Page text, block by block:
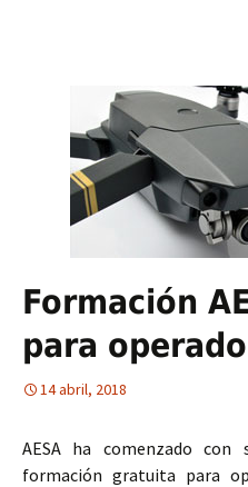
Formación
para
14 abril, 2018
AESA ha comenzado
formación gratuita para